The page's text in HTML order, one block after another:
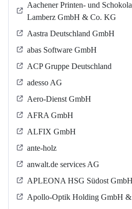
Aachener Printen- und
Lamberz GmbH & Co. KG
Aastra Deutschland GmbH
abas Software GmbH
ACP Gruppe Deutschland
adesso AG
Aero-Dienst GmbH
AFRA GmbH
ALFIX GmbH
ante-holz
anwalt.de services AG
APLEONA HSG Südost GmbH
Apollo-Optik Holding GmbH